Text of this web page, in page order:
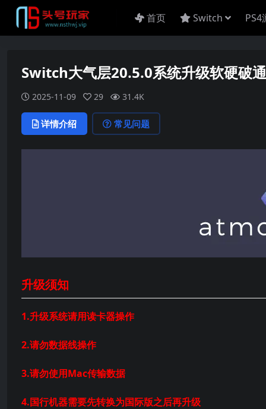
首页 Switch PS4
Switch大气层20.5.0系统升级软硬破
2025-11-09 29 31.4K
详情介绍 常见问题
升级须知
1.升级系统请用读卡器操作
2.请勿数据线操作
3.请勿使用Mac传输数据
4.国行机器需要先转换为国际版之后再升级